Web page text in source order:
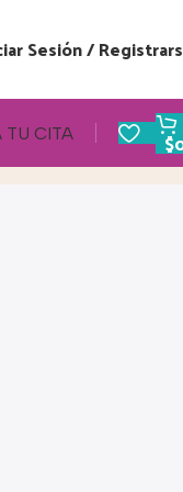
Sesión /
TU CITA $